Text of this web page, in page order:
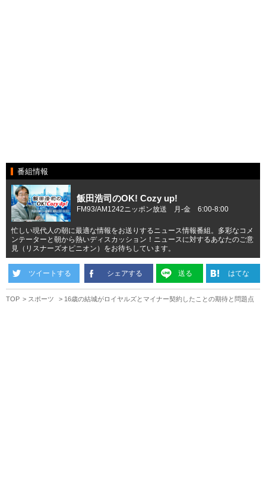
番組情報
飯田浩司のOK! Cozy up!
FM93/AM1242ニッポン放送 月-金 6:00-8:00
忙しい現代人の朝に最適な情報をお送りするニュース情報番組。多彩なコメ
ンテーターと朝から熱いディスカッション！ニュースに対するあなたのご意
見（リスナーズオピニオン）をお待ちしています。
ツイートする シェアする 送る はてな
TOP スポーツ 16歳の結城がロイヤルズとマイナー契約したことの期待と問題点